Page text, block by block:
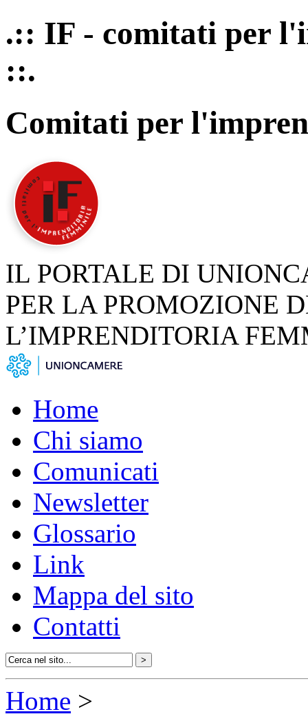
.:: IF - comitati per
::.
Comitati per
IL PORTALE DI
PER LA PROMOZIONE
L’IMPRENDITORIA
Home
Chi siamo
Comunicati
Newsletter
Glossario
Link
Mappa del sito
Contatti
Home >